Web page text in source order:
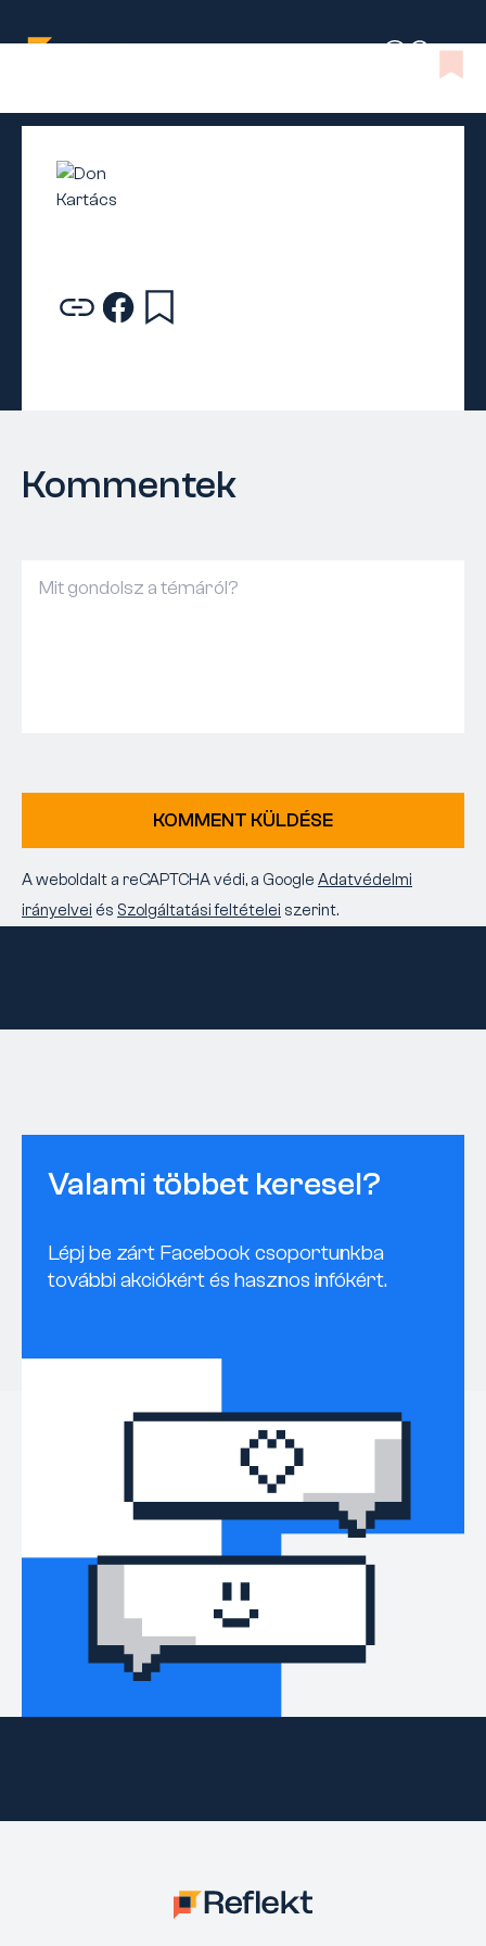
Kommentek
KOMMENT KÜLDÉSE
A weboldalt a reCAPTCHA védi, a Google Adatvédelmi
irányelvei és Szolgáltatási feltételei szerint.
Valami többet keresel?
Lépj be zárt Facebook csoportunkba
további akciókért és hasznos infókért.